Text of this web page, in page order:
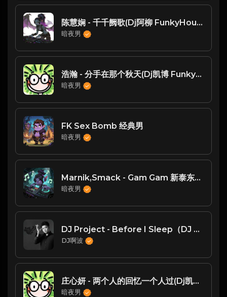
陈慧娴 - 千千阙歌(Dj阿柳 FunkyHouse Rmx 2024 粤语)
暗夜男
浩瀚 - 分手在那个秋天(Dj凯博 FunkyHouse Rmx 2025) -
暗夜男
FK Sex Bomb 经典男
暗夜男
Marnik,Smack - Gam Gam 新泰东破解版（DJ小航 FKHouse）
暗夜男
DJ Project - Before I Sleep（DJ RABOCHOW阿波 FkHouse）
DJ啊波
庄心妍 - 两个人的回忆一个人过(Dj凯博 FunkyHouse Rmx 2025) -
暗夜男